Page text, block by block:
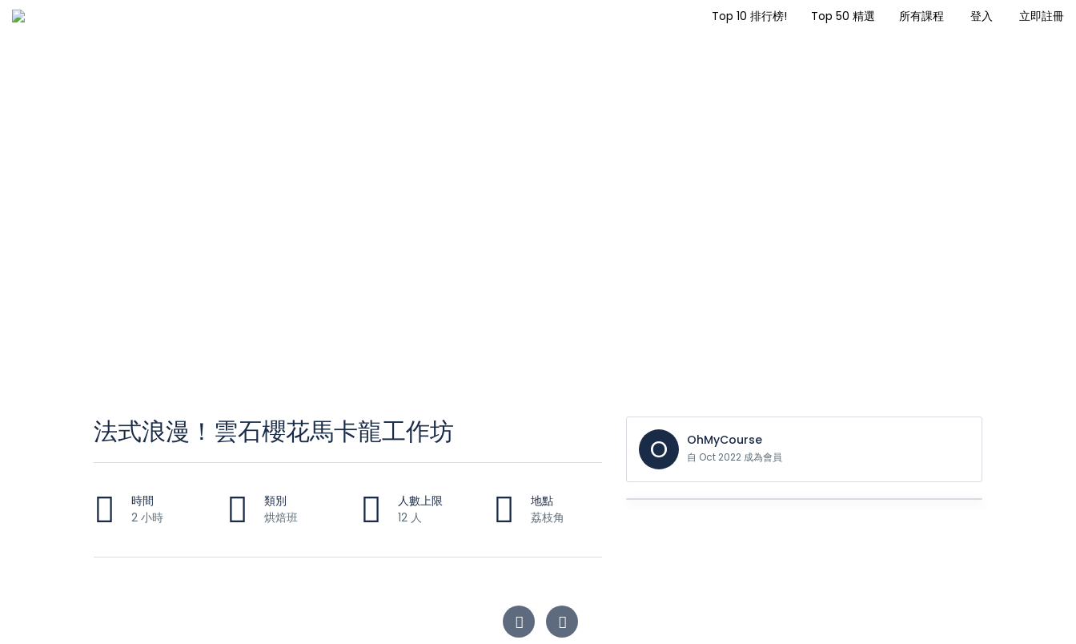
Top 10 排行榜! Top 50 精選 所有課程 登入 立即註冊
法式浪漫！雲石櫻花馬卡龍工作坊
時間
2 小時
類別
烘焙班
人數上限
12 人
地點
荔枝角
O OhMyCourse
自 Oct 2022 成為會員